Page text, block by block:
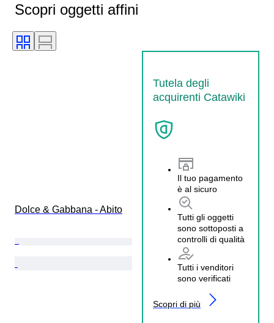
Scopri oggetti affini
Tutela degli
acquirenti Catawiki
Il tuo pagamento
è al sicuro
Tutti gli oggetti
sono sottoposti a
controlli di qualità
Tutti i venditori
sono verificati
Scopri di più
Dolce & Gabbana - Abito